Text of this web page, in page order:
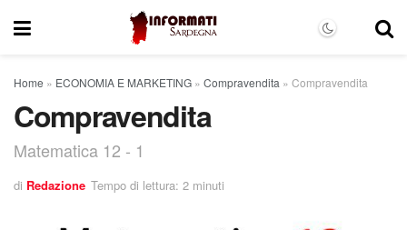
Home » ECONOMIA E MARKETING » Compravendita » Compravendita
Compravendita
Matematica 12 - 1
di Redazione Tempo di lettura: 2 minuti